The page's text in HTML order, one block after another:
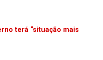
terá “situação mais